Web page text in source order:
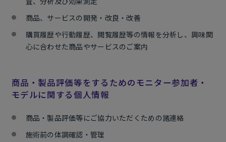
商品、サービスの開発・改良・改善
購買履歴や行動履歴、閲覧履歴等の情報を分析し、興味関
心に合わせた商品やサービスのご案内
商品・製品評価等をするためのモニター参加者・
モデルに関する個人情報
商品・製品評価等にご協力いただくための諸連絡
施術前の体調確認・管理